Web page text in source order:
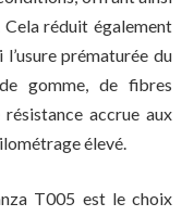
Cela réduit également
prématurée du
gomme, de fibres
accrue aux
élevé.
T005 est le choix